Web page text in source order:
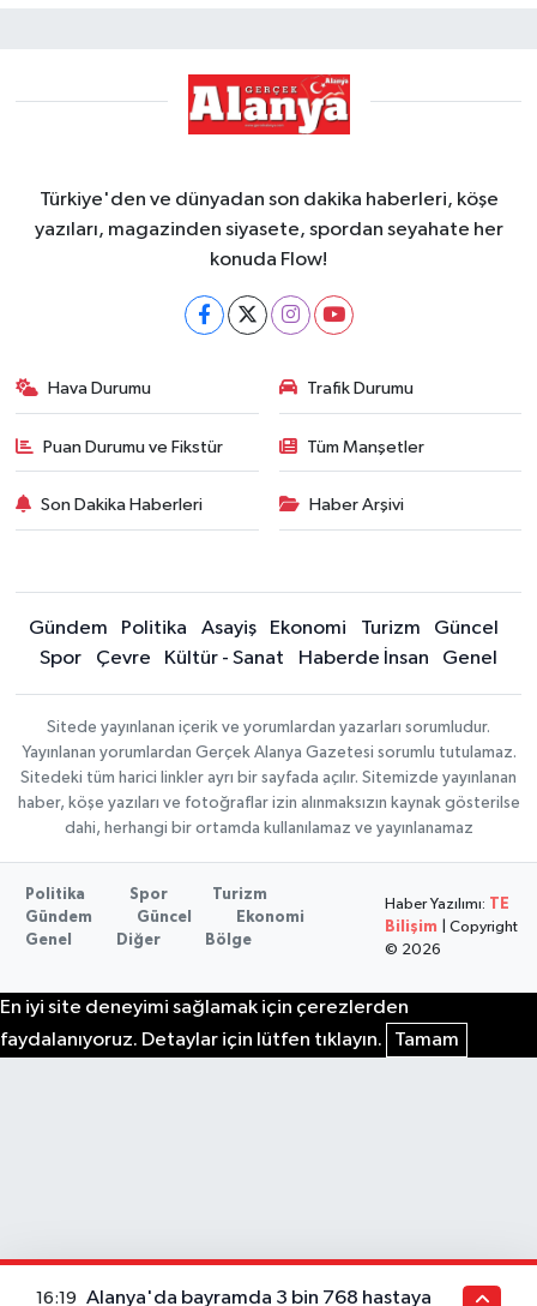
Türkiye'den ve dünyadan son dakika haberleri, köşe
yazıları, magazinden siyasete, spordan seyahate her
konuda Flow!
Hava Durumu Trafik Durumu
Puan Durumu ve Fikstür Tüm Manşetler
Son Dakika Haberleri Haber Arşivi
Gündem Politika Asayiş Ekonomi Turizm
Güncel
Spor
Çevre Kültür - Sanat Haberde İnsan Genel
Sitede yayınlanan içerik ve yorumlardan yazarları sorumludur.
Yayınlanan yorumlardan Gerçek Alanya Gazetesi sorumlu tutulamaz.
Sitedeki tüm harici linkler ayrı bir sayfada açılır. Sitemizde yayınlanan
haber, köşe yazıları ve fotoğraflar izin alınmaksızın kaynak gösterilse
dahi, herhangi bir ortamda kullanılamaz ve yayınlanamaz
Politika Spor
Turizm
Gündem
Güncel
Ekonomi
Genel
Diğer Bölge
Haber Yazılımı: TE
Bilişim | Copyright
© 2026
En iyi site deneyimi sağlamak için çerezlerden
faydalanıyoruz. Detaylar için lütfen tıklayın.
Tamam
16:19 Alanya'da bayramda 3 bin 768 hastaya